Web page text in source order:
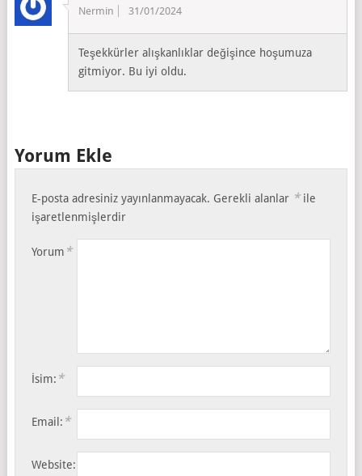
Nermin 31/01/2024
Teşekkürler alışkanlıklar değişince hoşumuza
gitmiyor. Bu iyi oldu.
Yorum Ekle
E-posta adresiniz yayınlanmayacak. Gerekli alanlar *ile
işaretlenmişlerdir
Yorum *
İsim: *
Email: *
Website: